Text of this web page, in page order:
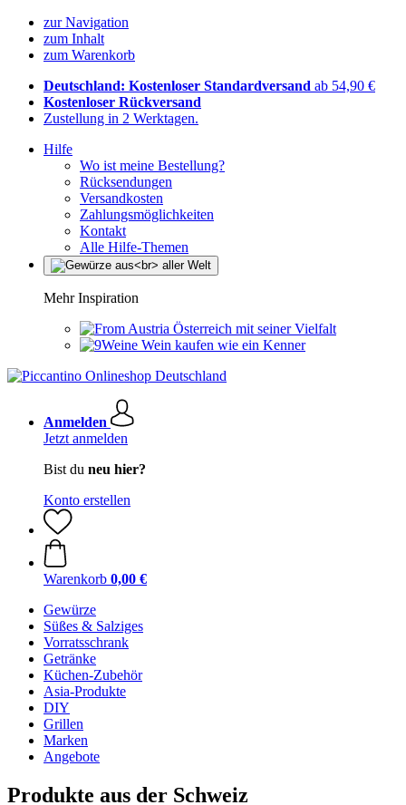
zur Navigation
zum Inhalt
zum Warenkorb
Deutschland: Kostenloser Standardversand ab 54,90 €
Kostenloser Rückversand
Zustellung in 2 Werktagen.
Hilfe
Wo ist meine Bestellung?
Rücksendungen
Versandkosten
Zahlungsmöglichkeiten
Kontakt
Alle Hilfe-Themen
Mehr Inspiration
Österreich mit seiner Vielfalt
Wein kaufen wie ein Kenner
Anmelden
Jetzt anmelden
Bist du neu hier?
Konto erstellen
Warenkorb 0,00 €
Gewürze
Süßes & Salziges
Vorratsschrank
Getränke
Küchen-Zubehör
Asia-Produkte
DIY
Grillen
Marken
Angebote
Produkte aus der Schweiz